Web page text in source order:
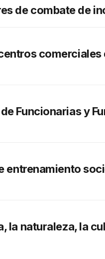
de combate de
Funcionarias y
entrenamiento
la naturaleza, la